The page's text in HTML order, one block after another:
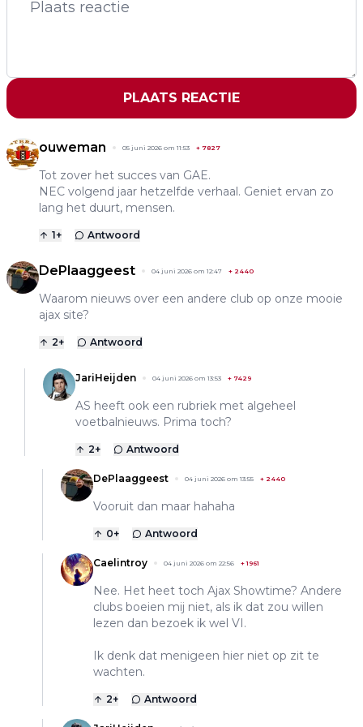
PLAATS REACTIE
ouweman 05 juni 2026 om 11:53 + 7827
Tot zover het succes van GAE.
NEC volgend jaar hetzelfde verhaal. Geniet ervan zo
lang het duurt, mensen.
1+ Antwoord
DePlaaggeest 04 juni 2026 om 12:47 + 2440
Waarom nieuws over een andere club op onze mooie
ajax site?
2+ Antwoord
JariHeijden 04 juni 2026 om 13:53 + 7429
AS heeft ook een rubriek met algeheel
voetbalnieuws. Prima toch?
2+ Antwoord
DePlaaggeest 04 juni 2026 om 13:55 + 2440
Vooruit dan maar hahaha
0+ Antwoord
Caelintroy 04 juni 2026 om 22:56 +1961
Nee. Het heet toch Ajax Showtime? Andere
clubs boeien mij niet, als ik dat zou willen
lezen dan bezoek ik wel VI.
Ik denk dat menigeen hier niet op zit te
wachten.
2+ Antwoord